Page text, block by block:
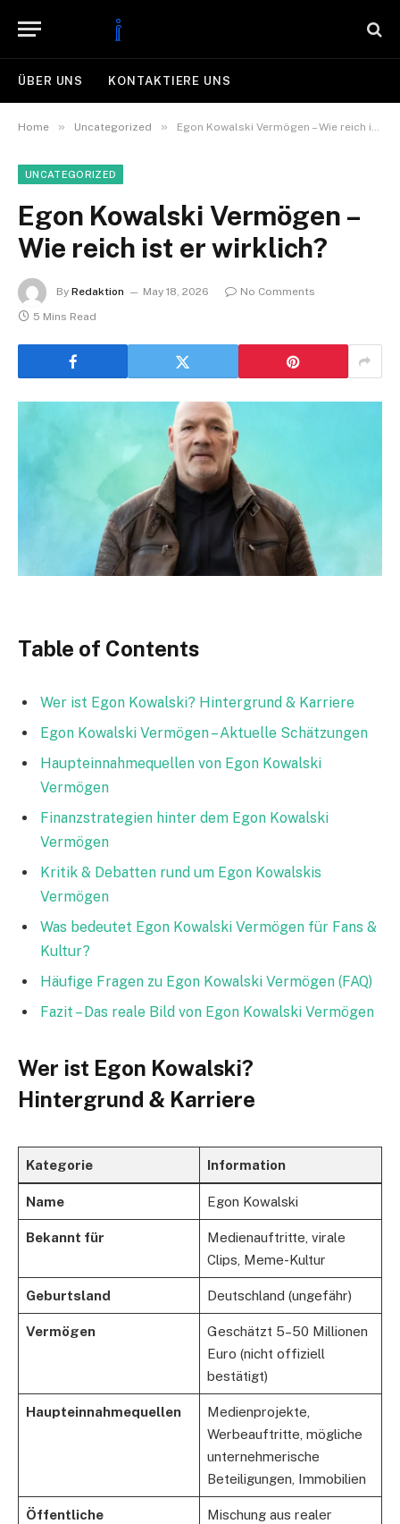
ÜBER UNS KONTAKTIERE UNS
Home » Uncategorized » Egon Kowalski Vermögen – Wie reich ist er wirklich?
UNCATEGORIZED
Egon Kowalski Vermögen –
Wie reich ist er wirklich?
By Redaktion May 18, 2026
No Comments
5 Mins Read
Table of Contents
Wer ist Egon Kowalski? Hintergrund & Karriere
Egon Kowalski Vermögen – Aktuelle Schätzungen
Haupteinnahmequellen von Egon Kowalski
Vermögen
Finanzstrategien hinter dem Egon Kowalski
Vermögen
Kritik & Debatten rund um Egon Kowalskis
Vermögen
Was bedeutet Egon Kowalski Vermögen für Fans &
Kultur?
Häufige Fragen zu Egon Kowalski Vermögen (FAQ)
Fazit – Das reale Bild von Egon Kowalski Vermögen
Wer ist Egon Kowalski?
Hintergrund & Karriere
Kategorie Information
Name Egon Kowalski
Bekannt für
Medienauftritte, virale
Clips, Meme-Kultur
Geburtsland Deutschland (ungefähr)
Vermögen
Geschätzt 5–50 Millionen
Euro (nicht offiziell
bestätigt)
Haupteinnahmequellen
Medienprojekte,
Werbeauftritte, mögliche
unternehmerische
Beteiligungen, Immobilien
Öffentliche
Mischung aus realer